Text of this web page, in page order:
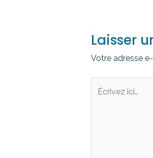
Laisser
Votre adresse